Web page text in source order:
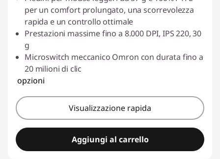
Usa il coupon :LUGLIO
per un comfort prolungato, una scorrevolezza
rapida e un controllo ottimale
Prestazioni massime fino a 8.000 DPI, IPS 220, 30
g
Microswitch meccanico Omron con durata fino a
20 milioni di clic
opzioni
Visualizzazione rapida
Aggiungi al carrello